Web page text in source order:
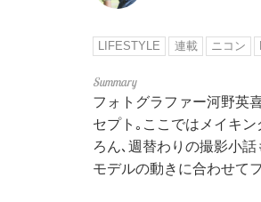
LIFESTYLE 連載 ニコン
フォトグラファー河野英
セプト｡ここではメイキ
ろん､週替わりの撮影小
モデルの動きに合わせて